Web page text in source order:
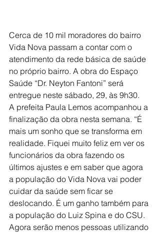
Cerca de 10 mil moradores do bairro
Vida Nova passam a contar com o
atendimento da rede básica de saúde
no próprio bairro. A obra do Espaço
Saúde “Dr. Neyton Fantoni” será
entregue neste sábado, 29, às 9h30.
A prefeita Paula Lemos acompanhou a
finalização da obra nesta semana. “É
mais um sonho que se transforma em
realidade. Fiquei muito feliz em ver os
funcionários da obra fazendo os
últimos ajustes e em saber que agora
a população do Vida Nova vai poder
cuidar da saúde sem ficar se
deslocando. É um ganho também para
a população do Luiz Spina e do CSU.
Agora serão menos pessoas utilizando